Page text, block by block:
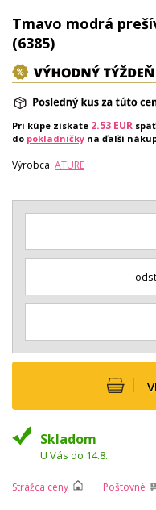
Tmavo modrá
(6385)
Pri kúpe získate 2.53 EUR späť
do pokladničky na ďalší
Výrobca: ATURE
Skladom
U Vás do 14.8.
Strážca ceny Poštovné